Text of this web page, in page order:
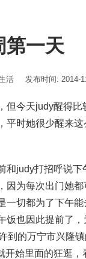
第一天
活 发布时间: 2014-
但今天judy醒得
平时她很少醒来
和judy打招呼说
因为每次出门她
一切都为了下午
饭也因此提前了
到的万宁市兴隆
开始里面的狂逛